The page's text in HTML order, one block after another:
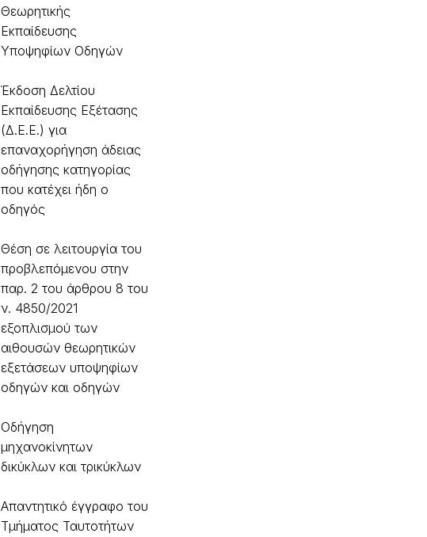
Θεωρητικής
Εκπαίδευσης
Υποψηφίων Οδηγών
Έκδοση Δελτίου
Εκπαίδευσης Εξέτασης
(Δ.Ε.Ε.) για
επαναχορήγηση άδειας
οδήγησης κατηγορίας
που κατέχει ήδη ο
οδηγός
Θέση σε λειτουργία του
προβλεπόμενου στην
παρ. 2 του άρθρου 8 του
ν. 4850/2021
εξοπλισμού των
αιθουσών θεωρητικών
εξετάσεων υποψηφίων
οδηγών και οδηγών
Οδήγηση
μηχανοκίνητων
δικύκλων και τρικύκλων
Aπαντητικό έγγραφο του
Τμήματος Ταυτοτήτων